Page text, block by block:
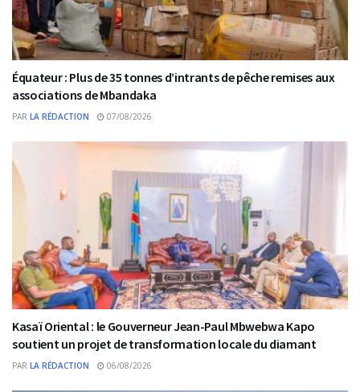
Équateur : Plus de 35 tonnes d’intrants de pêche remises aux
associations de Mbandaka
PAR LA RÉDACTION 07/08/2026
Kasaï Oriental : le Gouverneur Jean-Paul Mbwebwa Kapo
soutient un projet de transformation locale du diamant
PAR LA RÉDACTION 06/08/2026